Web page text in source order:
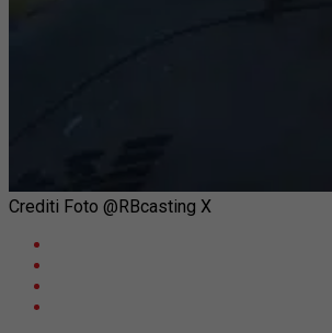
Crediti Foto @RBcasting X